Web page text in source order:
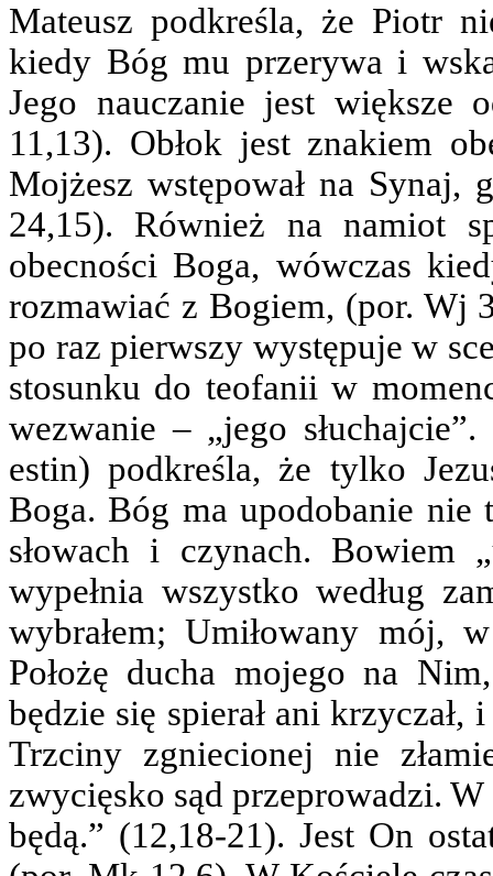
Mateusz podkreśla, że Piotr
kiedy Bóg mu przerywa i
Jego nauczanie jest większe
11,13). Obłok jest znakiem
Mojżesz wstępował na Synaj,
24,15). Również na namiot
obecności Boga, wówczas
rozmawiać z Bogiem, (por. Wj
po raz pierwszy występuje w
stosunku do teofanii w
wezwanie – „jego
estin) podkreśla, że tylko
Boga. Bóg ma upodobanie
słowach i czynach. Bowiem
wypełnia wszystko według
wybrałem; Umiłowany mój,
Położę ducha mojego na
będzie się spierał ani krzyczał,
Trzciny zgniecionej nie
zwycięsko sąd przeprowadzi.
będą.” (12,18-21). Jest On